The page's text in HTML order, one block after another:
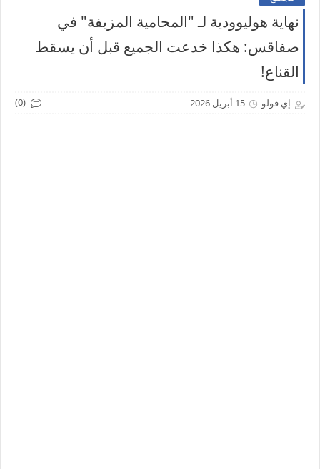
نهاية هوليوودية لـ "المحامية المزيفة" في
صفاقس: هكذا خدعت الجميع قبل أن يسقط
القناع!
إي قولو 15 أبريل 2026 (0)